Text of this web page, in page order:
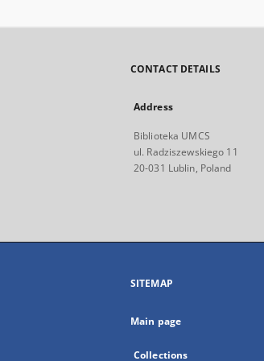
CONTACT DETAILS
Address
Biblioteka UMCS
ul. Radziszewskiego 11
20-031 Lublin, Poland
SITEMAP
Main page
Collections